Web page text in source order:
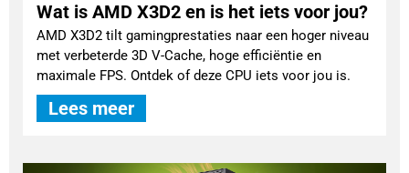
Lees meer
AMD X3D2 tilt gamingprestaties naar een hoger niveau
met verbeterde 3D V-Cache, hoge efficiëntie en
maximale FPS. Ontdek of deze CPU iets voor jou is.
Wat is AMD X3D2 en is het iets voor jou?